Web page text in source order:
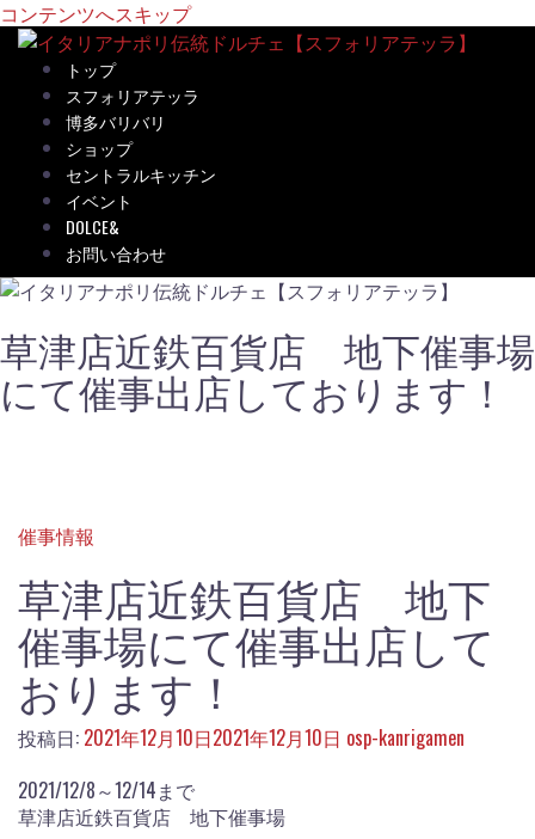
コンテンツへスキップ
トップ
スフォリアテッラ
博多バリバリ
ショップ
セントラルキッチン
イベント
DOLCE&
お問い合わせ
草津店近鉄百貨店 地下催事場
にて催事出店しております！
催事情報
草津店近鉄百貨店 地下
催事場にて催事出店して
おります！
投稿日: 2021年12月10日2021年12月10日 osp-kanrigamen
2021/12/8～12/14まで
草津店近鉄百貨店 地下催事場